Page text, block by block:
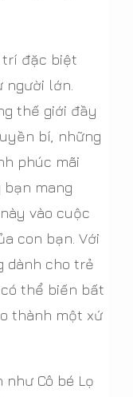
đặc biệt
lớn.
thế giới đầy
bí, những
phúc mãi
bạn mang
vào cuộc
con bạn. Với
dành cho trẻ
thể biến bất
thành một xứ
Cô bé Lọ